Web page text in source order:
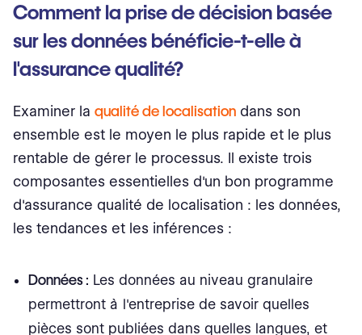
Comment la prise de décision basée
sur les données bénéficie-t-elle à
l'assurance qualité?
Examiner la qualité de localisation dans son
ensemble est le moyen le plus rapide et le plus
rentable de gérer le processus. Il existe trois
composantes essentielles d'un bon programme
d'assurance qualité de localisation : les données,
les tendances et les inférences :
Données : Les données au niveau granulaire
permettront à l'entreprise de savoir quelles
pièces sont publiées dans quelles langues, et